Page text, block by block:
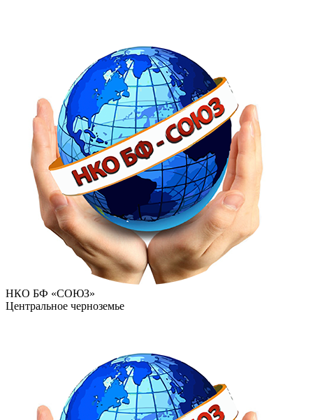
НКО БФ «СОЮЗ»
Центральное черноземье